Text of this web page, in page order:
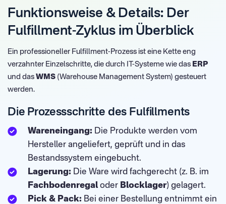
Funktionsweise & Details: Der
Fulfillment-Zyklus im Überblick
Ein professioneller Fulfillment-Prozess ist eine Kette eng
verzahnter Einzelschritte, die durch IT-Systeme wie das ERP
und das WMS (Warehouse Management System) gesteuert
werden.
Die Prozessschritte des Fulfillments
Wareneingang: Die Produkte werden vom
Hersteller angeliefert, geprüft und in das
Bestandssystem eingebucht.
Lagerung: Die Ware wird fachgerecht (z. B. im
Fachbodenregal oder Blocklager) gelagert.
Pick & Pack: Bei einer Bestellung entnimmt ein